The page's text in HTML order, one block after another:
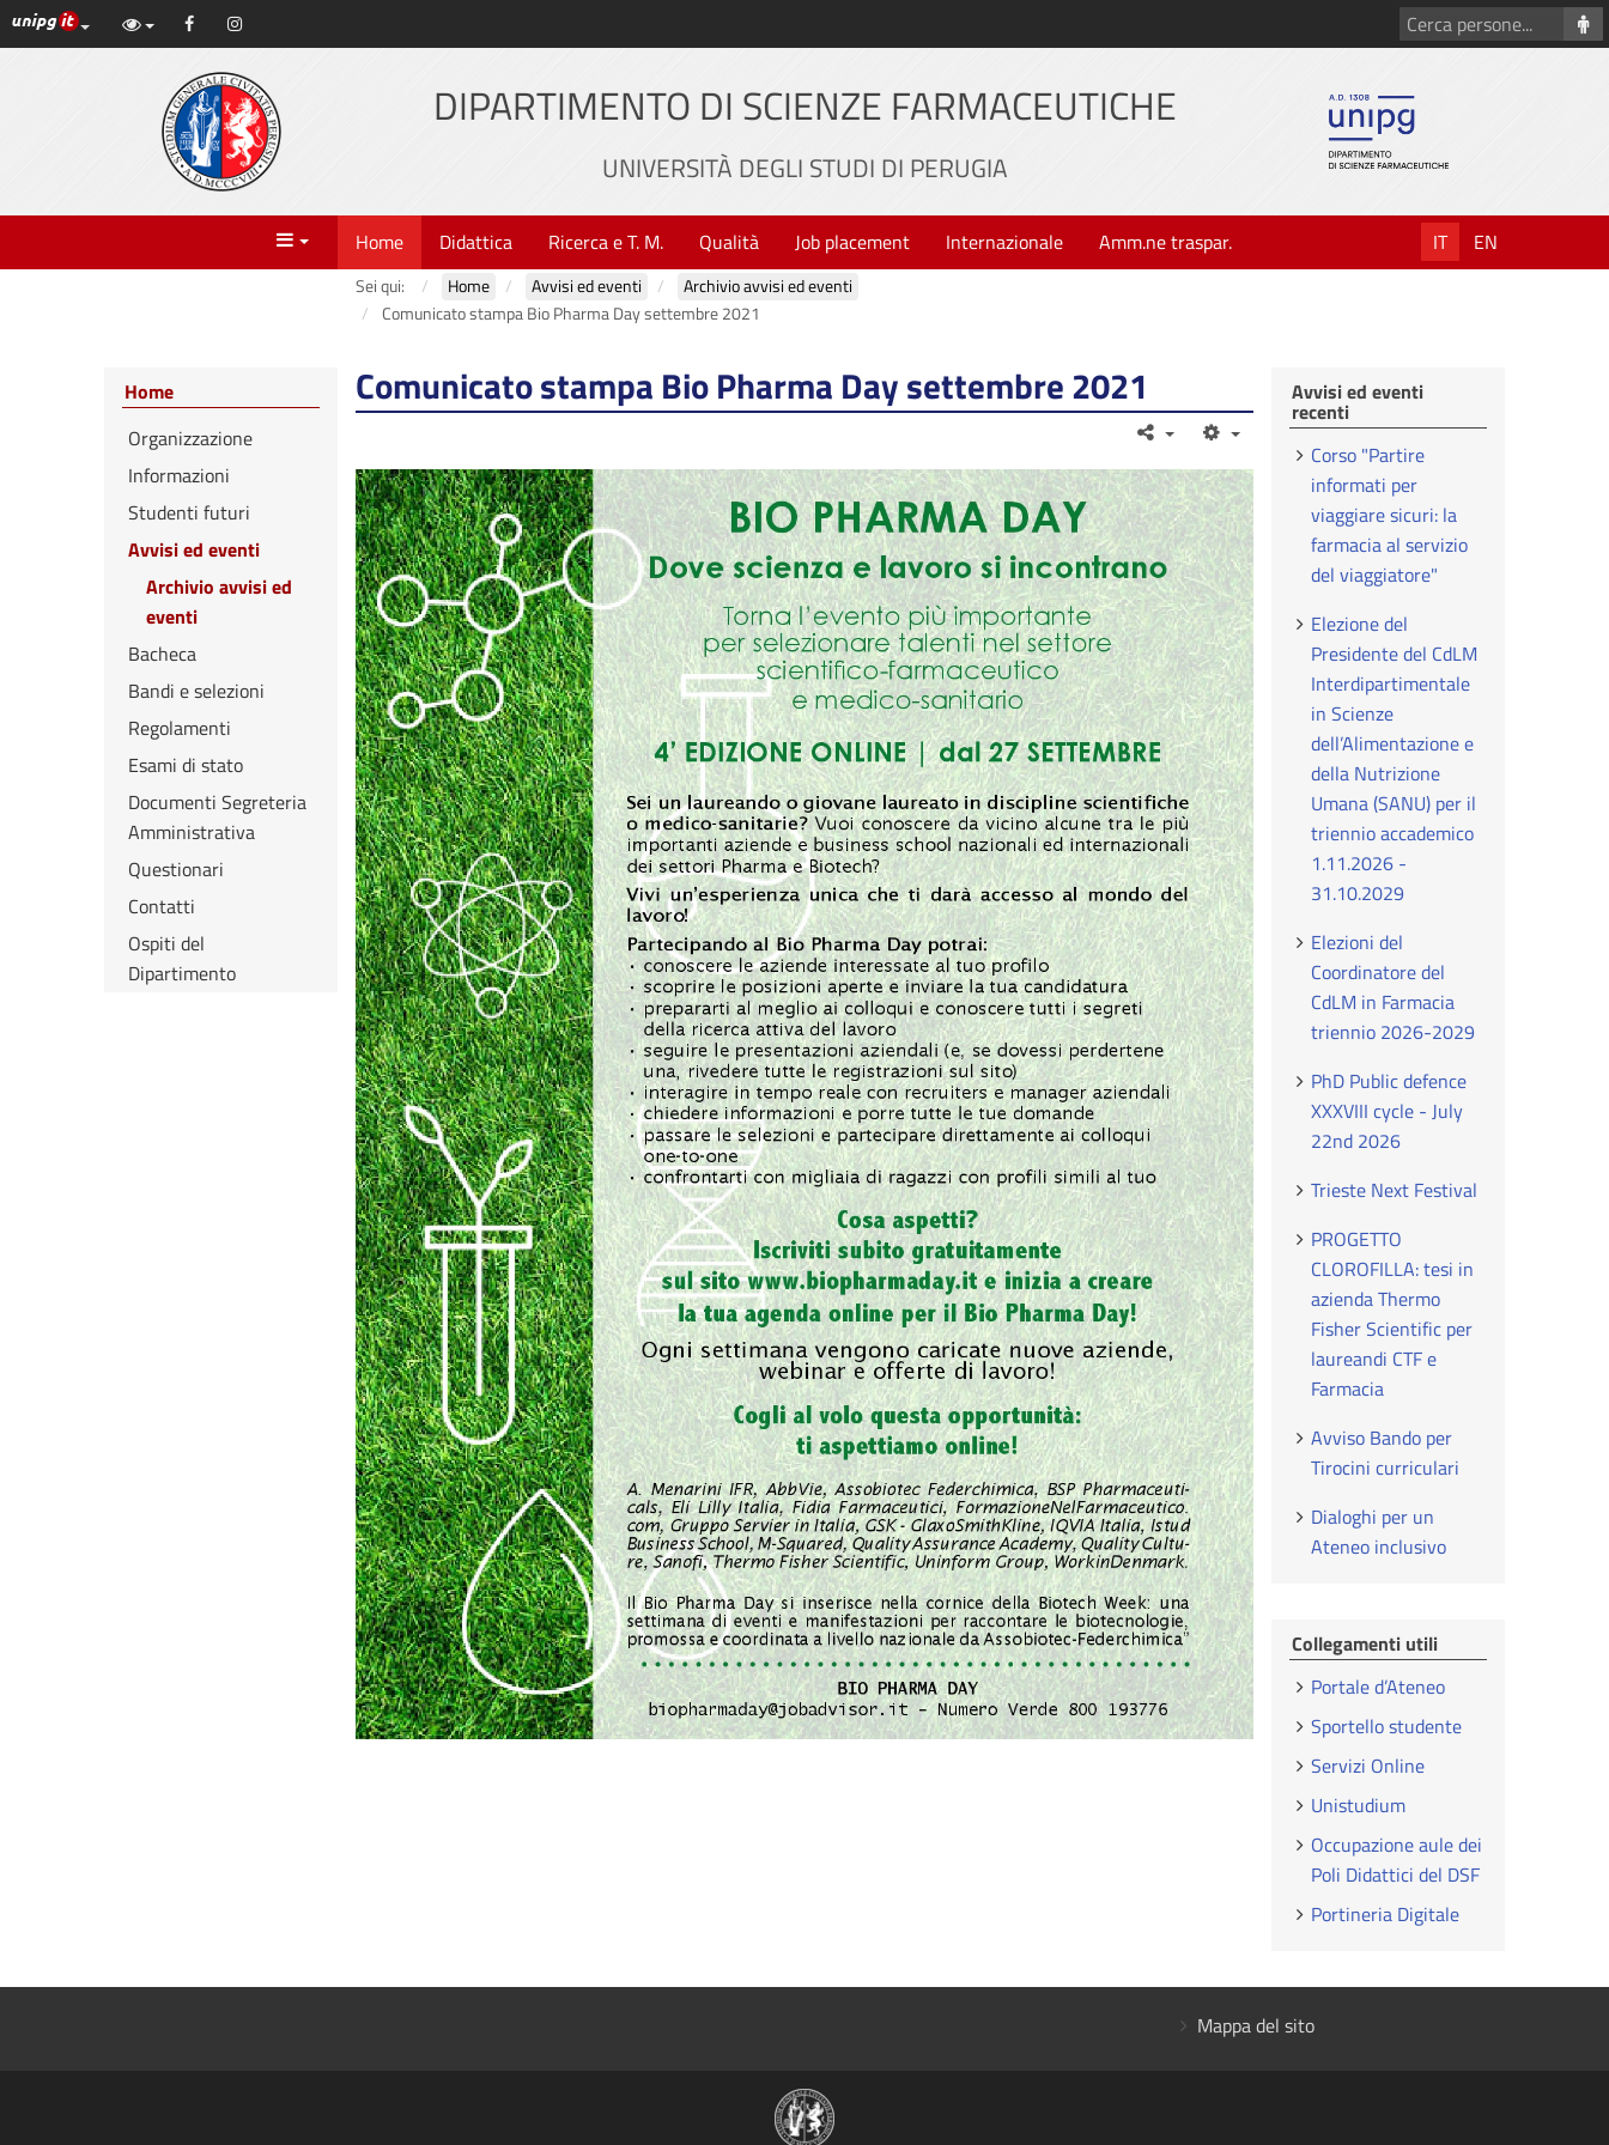
Vai
al
Link ai principali servizi web di Ateneo
Facebook
Cerca
persone
DIPARTIMENTO DI SCIENZE FARMACEUTICHE
UNIVERSITÀ DEGLI STUDI DI PERUGIA
Menu Home Didattica Ricerca e T. M. Qualità Job placement Internazionale Amm.ne traspar. IT EN
Sei qui: Home Avvisi ed eventi
Archivio avvisi ed eventi
Comunicato stampa Bio Pharma Day settembre 2021
Comunicato stampa Bio Pharma Day settembre 2021
Home
Organizzazione
Informazioni
Studenti futuri
Avvisi ed eventi
Archivio avvisi ed
eventi
Bacheca
Bandi e selezioni
Regolamenti
Esami di stato
Documenti Segreteria
Amministrativa
Questionari
Contatti
Ospiti del
Dipartimento
Avvisi ed eventi
recenti
Corso "Partire
informati per
viaggiare sicuri: la
farmacia al servizio
del viaggiatore"
Elezione del
Presidente del CdLM
Interdipartimentale
in Scienze
dell’Alimentazione e
della Nutrizione
Umana (SANU) per il
triennio accademico
1.11.2026 -
31.10.2029
Elezioni del
Coordinatore del
CdLM in Farmacia
triennio 2026-2029
PhD Public defence
XXXVIII cycle - July
22nd 2026
Trieste Next Festival
PROGETTO
CLOROFILLA: tesi in
azienda Thermo
Fisher Scientific per
laureandi CTF e
Farmacia
Avviso Bando per
Tirocini curriculari
Dialoghi per un
Ateneo inclusivo
Collegamenti utili
Portale d’Ateneo
Sportello studente
Servizi Online
Unistudium
Occupazione aule dei
Poli Didattici del DSF
Portineria Digitale
Mappa del sito